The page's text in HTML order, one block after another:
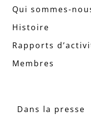
Qui sommes-
Histoire
Rapports
Membres
Dans la presse